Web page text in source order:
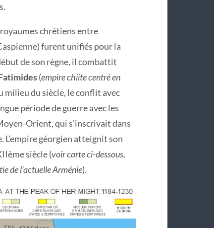
chrétiens entre
furent unifiés pour la
de son règne, il combattit
(empire chiite centré en
milieu du siècle, le conflit avec
période de guerre avec les
Orient, qui s’inscrivait dans
L’empire géorgien atteignit son
siècle (voir carte ci-dessous,
de l’actuelle Arménie).